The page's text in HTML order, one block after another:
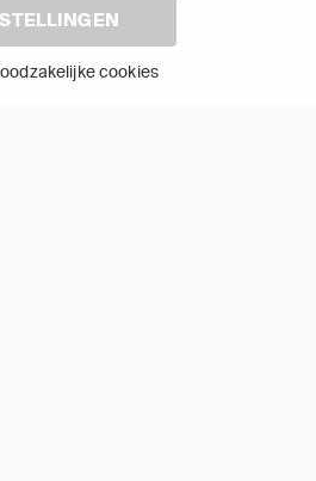
cookies